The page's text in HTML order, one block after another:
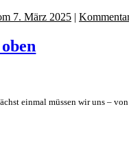
7. März 2025 |
einmal müssen wir uns –